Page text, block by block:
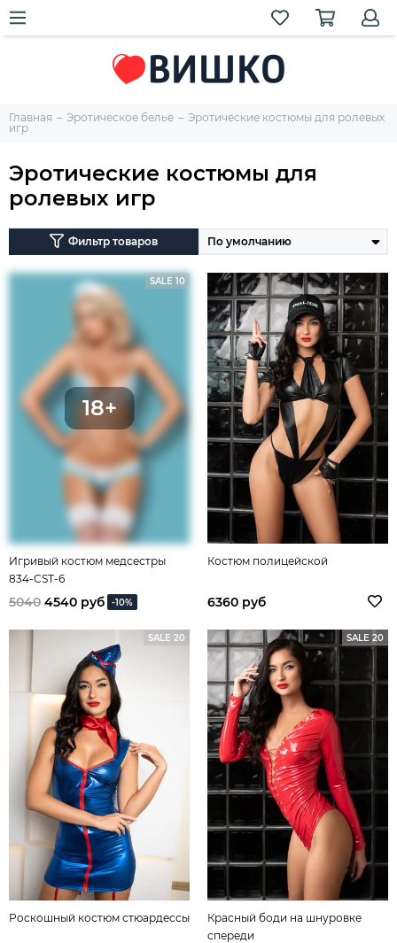
Главная Эротическое белье
Эротические костюмы для ролевых
игр
Эротические костюмы для
ролевых игр
Фильтр товаров
SALE 10
Игривый костюм медсестры
834-CST-6
5040 4540 руб -10%
Костюм полицейской
6360 руб
SALE 20
Роскошный костюм стюардессы
SALE 20
Красный боди на шнуровке
спереди